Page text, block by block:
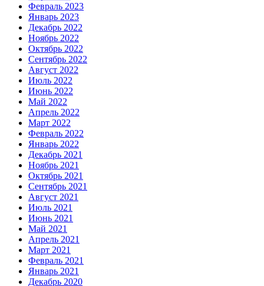
Февраль 2023
Январь 2023
Декабрь 2022
Ноябрь 2022
Октябрь 2022
Сентябрь 2022
Август 2022
Июль 2022
Июнь 2022
Май 2022
Апрель 2022
Март 2022
Февраль 2022
Январь 2022
Декабрь 2021
Ноябрь 2021
Октябрь 2021
Сентябрь 2021
Август 2021
Июль 2021
Июнь 2021
Май 2021
Апрель 2021
Март 2021
Февраль 2021
Январь 2021
Декабрь 2020